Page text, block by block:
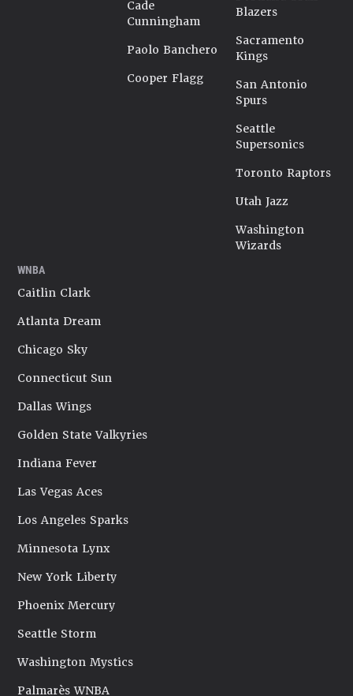
Cade
Cunningham
Paolo Banchero
Cooper Flagg
Blazers
Sacramento
Kings
San Antonio
Spurs
Seattle
Supersonics
Toronto Raptors
Utah Jazz
Washington
Wizards
WNBA
Caitlin Clark
Atlanta Dream
Chicago Sky
Connecticut Sun
Dallas Wings
Golden State Valkyries
Indiana Fever
Las Vegas Aces
Los Angeles Sparks
Minnesota Lynx
New York Liberty
Phoenix Mercury
Seattle Storm
Washington Mystics
Palmarès WNBA